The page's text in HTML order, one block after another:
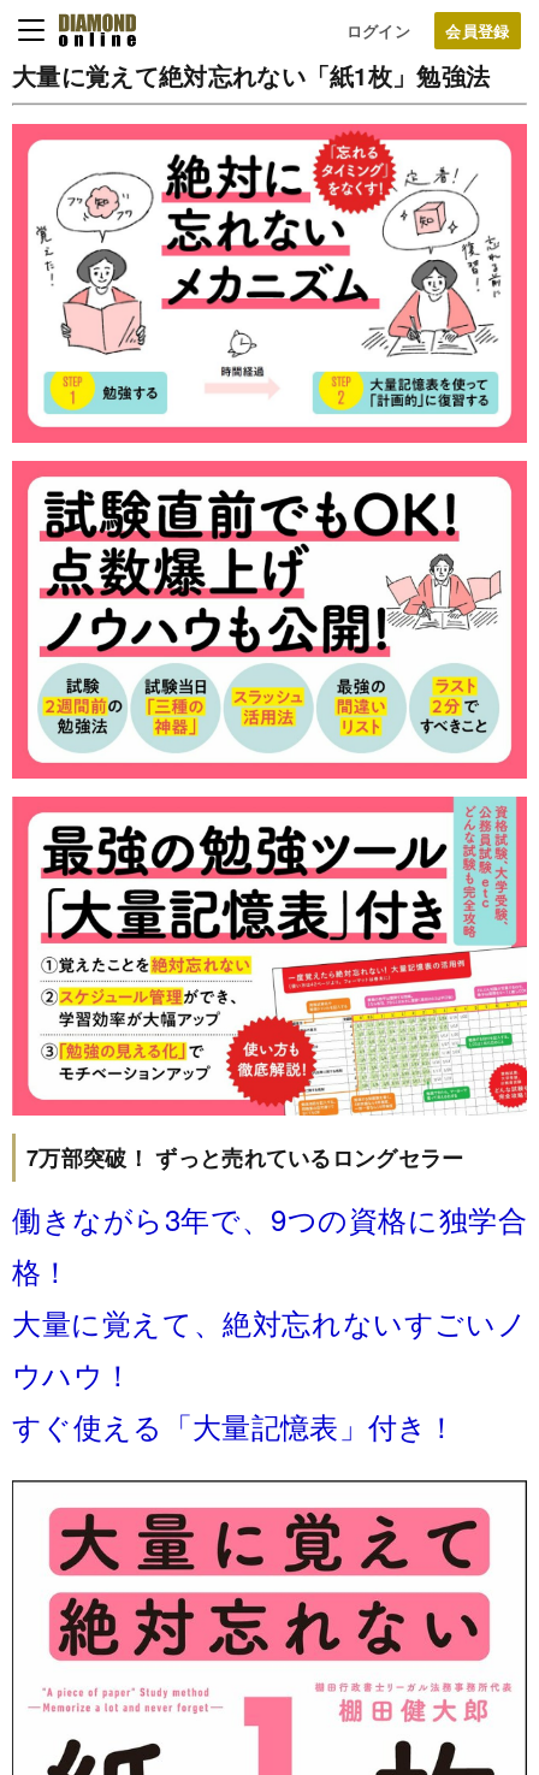
ログイン
大量に覚えて絶対忘れない「紙1枚」勉強法
7万部突破！ ずっと売れているロングセラー
働きながら3年で、9つの資格に独学合
格！
大量に覚えて、絶対忘れないすごいノ
ウハウ！
すぐ使える「大量記憶表」付き！